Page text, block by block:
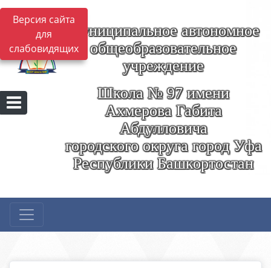
Версия сайта
для
слабовидящих
Муниципальное автономное
общеобразовательное
учреждение
Школа № 97 имени
Ахмерова Габита
Абдулловича
городского округа город Уфа
Республики Башкортостан